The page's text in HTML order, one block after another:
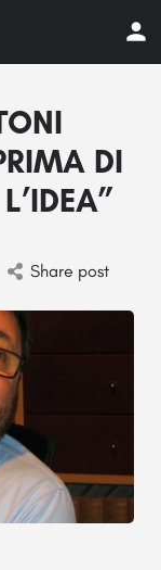
DI
Share post